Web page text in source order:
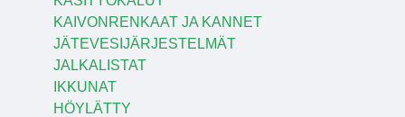
KAIVONRENKAAT JA KANNET
JÄTEVESIJÄRJESTELMÄT
JALKALISTAT
IKKUNAT
HÖYLÄTTY